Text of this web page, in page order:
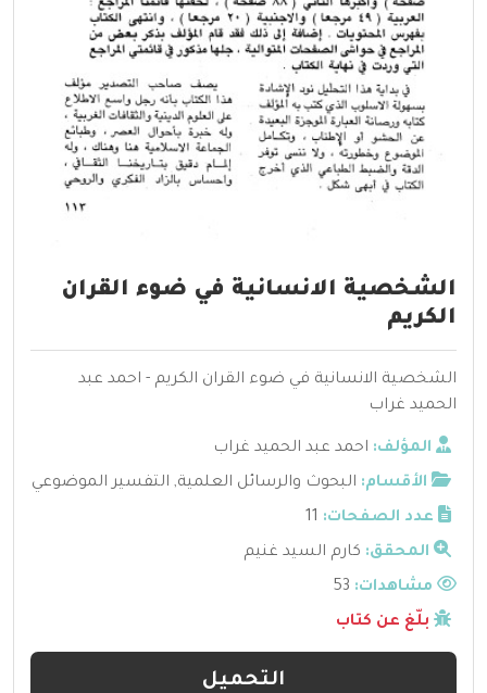
الشخصية الانسانية في ضوء القران
الكريم
الشخصية الانسانية في ضوء القران الكريم - احمد عبد
الحميد غراب
المؤلف: احمد عبد الحميد غراب
الأقسام: البحوث والرسائل العلمية, التفسير الموضوعي
عدد الصفحات: 11
المحقق: كارم السيد غنيم
مشاهدات:
بلّغ عن كتاب
التحميل